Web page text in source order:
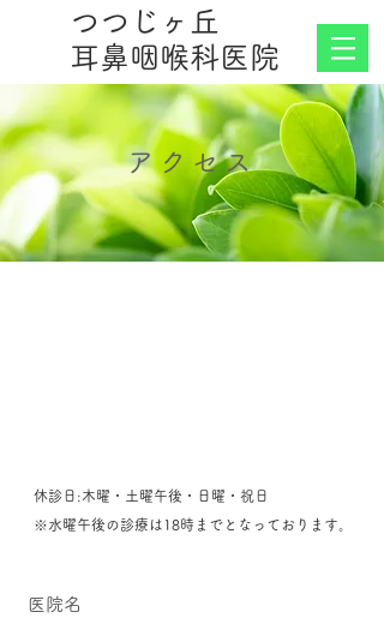
つつじヶ丘
耳鼻咽喉科医院
アクセス
​休診日:木曜・土曜午後・日曜・祝日
​※水曜午後の診療は18時までとなっております。
医院名